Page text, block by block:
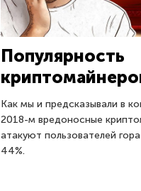
Популярность
Как мы и предсказывали в
2018-м вредоносные
атакуют пользователей
44%.